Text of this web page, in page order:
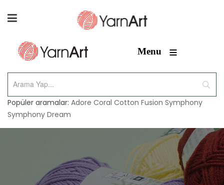
Menu ≡
Popüler aramalar: Adore Coral Cotton Fusion Symphony
Symphony Dream